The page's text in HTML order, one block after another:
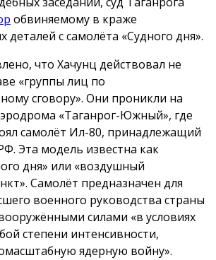
обвиняемому в краже
деталей с самолёта «Судного дня».
что Хачунц действовал не
«группы лиц по
сговору». Они проникли на
«Таганрог-Южный», где
самолёт Ил-80, принадлежащий
Эта модель известна как
дня» или «воздушный
Самолёт предназначен для
военного руководства страны
силами «в условиях
степени интенсивности,
ядерную войну».